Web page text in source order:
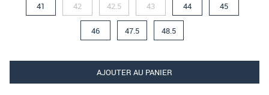
41 42 42.5 43 44 45
46 47.5 48.5
AJOUTER AU PANIER